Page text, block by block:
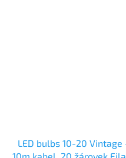
LED bulbs 10-20